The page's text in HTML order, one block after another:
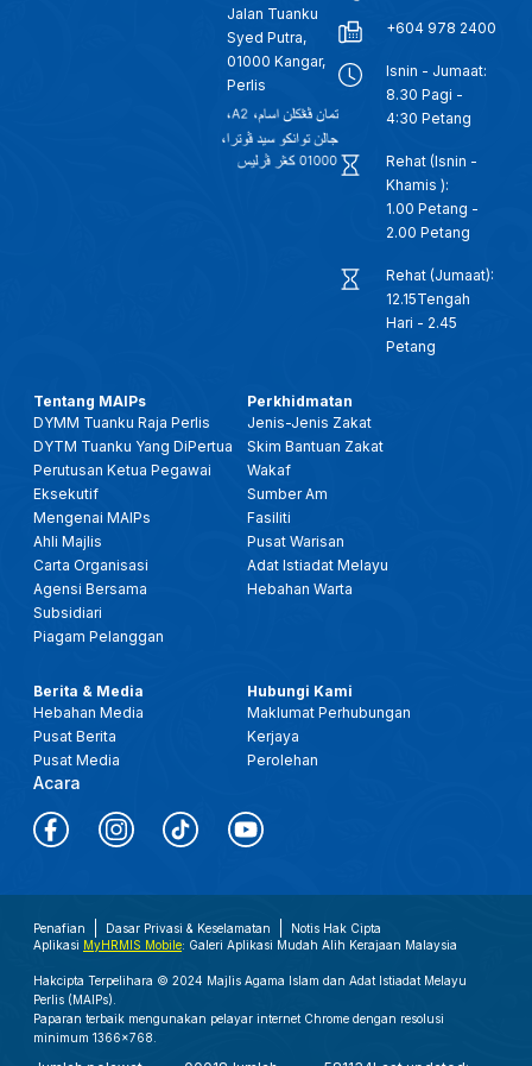
Jalan Tuanku
Syed Putra,
01000 Kangar,
Perlis
+604 978 2400
Isnin - Jumaat:
8.30 Pagi -
4:30 Petang
Rehat (Isnin -
Khamis ):
1.00 Petang -
2.00 Petang
Rehat (Jumaat):
12.15Tengah
Hari - 2.45
Petang
Tentang MAIPs
DYMM Tuanku Raja Perlis
DYTM Tuanku Yang DiPertua
Perutusan Ketua Pegawai
Eksekutif
Mengenai MAIPs
Ahli Majlis
Carta Organisasi
Agensi Bersama
Subsidiari
Piagam Pelanggan
Perkhidmatan
Jenis-Jenis Zakat
Skim Bantuan Zakat
Wakaf
Sumber Am
Fasiliti
Pusat Warisan
Adat Istiadat Melayu
Hebahan Warta
Berita & Media
Hebahan Media
Pusat Berita
Pusat Media
Acara
Hubungi Kami
Maklumat Perhubungan
Kerjaya
Perolehan
Penafian Dasar Privasi & Keselamatan
Notis Hak Cipta
Aplikasi MyHRMIS Mobile: Galeri Aplikasi Mudah Alih Kerajaan Malaysia
Hakcipta Terpelihara © 2024 Majlis Agama Islam dan Adat Istiadat Melayu
Perlis (MAIPs).
Paparan terbaik mengunakan pelayar internet Chrome dengan resolusi
minimum 1366x768.